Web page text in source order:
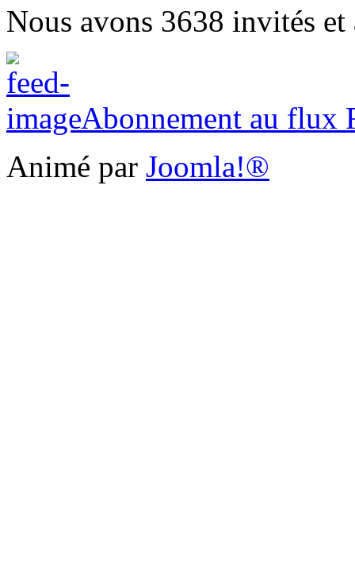
Nous avons 3638 invités
Abonnement au flux
Animé par Joomla!®